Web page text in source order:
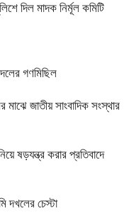
দিল মাদক নির্মূল কমিটি
গণমিছিল
মাঝে জাতীয় সাংবাদিক সংস্থার
ষড়যন্ত্র করার প্রতিবাদে
দখলের চেস্টা